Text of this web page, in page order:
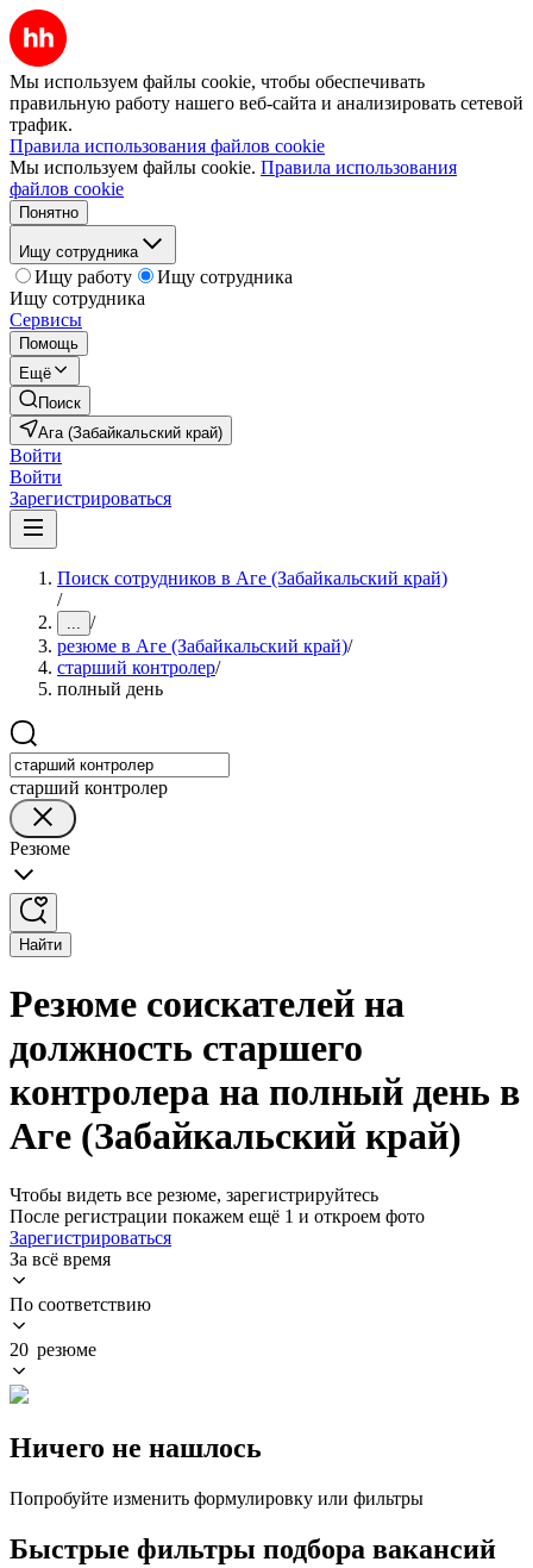
Мы используем файлы cookie, чтобы обеспечивать
правильную работу нашего веб-сайта и анализировать сетевой
трафик.
Правила использования файлов cookie
Мы используем файлы cookie. Правила использования
файлов cookie
Понятно
Ищу сотрудника
Ищу работу
Ищу сотрудника
Ищу сотрудника
Сервисы
Помощь
Ещё
Поиск
Ага (Забайкальский край)
Войти
Войти
Зарегистрироваться
Поиск сотрудников в Аге (Забайкальский край)
/
... /
резюме в Аге (Забайкальский край)/
старший контролер/
полный день
старший контролер
Резюме
Найти
Резюме соискателей на
должность старшего
контролера на полный день в
Аге (Забайкальский край)
Чтобы видеть все резюме, зарегистрируйтесь
После регистрации покажем ещё 1 и откроем фото
Зарегистрироваться
За всё время
По соответствию
20 резюме
Ничего не нашлось
Попробуйте изменить формулировку или фильтры
Быстрые фильтры подбора вакансий